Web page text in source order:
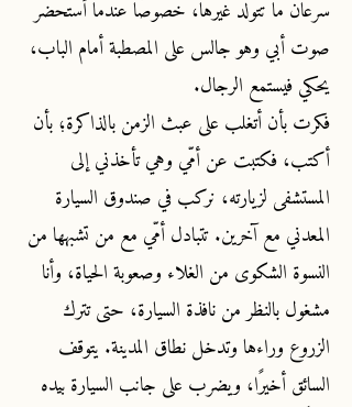
سرعان ما تتولد غيرها، خصوصًا عندما أستحضر
صوت أبي وهو جالس على المصطبة أمام الباب،
يحكي فيستمع الرجال.
فكرت بأن أتغلب على عبث الزمن بالذاكرة؛ بأن
أكتب، فكتبت عن أمّي وهي تأخذني إلى
المستشفى لزيارته، نركب في صندوق السيارة
المعدني مع آخرين. تتبادل أمّي مع من تشبهها من
النسوة الشكوى من الغلاء وصعوبة الحياة، وأنا
مشغول بالنظر من نافذة السيارة، حتى تترك
الزروع وراءها وتدخل نطاق المدينة. يتوقف
السائق أخيرًا، ويضرب على جانب السيارة بيده